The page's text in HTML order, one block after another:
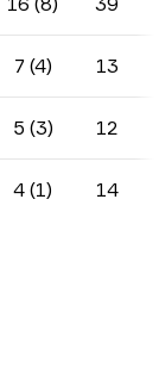
7 (4) 13
5 (3) 12
4 (1) 14